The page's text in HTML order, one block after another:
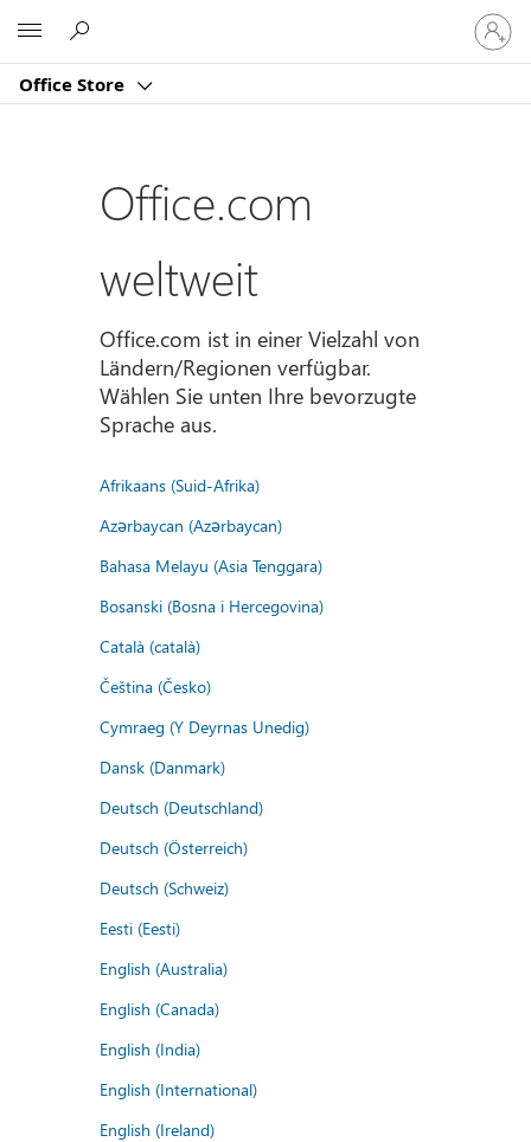
Office Store
Bei
Ihrem
Konto
Office.com
weltweit
Office.com ist in einer Vielzahl von
Ländern/Regionen verfügbar.
Wählen Sie unten Ihre bevorzugte
Sprache aus.
Afrikaans (Suid-Afrika)
Azərbaycan (Azərbaycan)
Bahasa Melayu (Asia Tenggara)
Bosanski (Bosna i Hercegovina)
Català (català)
Čeština (Česko)
Cymraeg (Y Deyrnas Unedig)
Dansk (Danmark)
Deutsch (Deutschland)
Deutsch (Österreich)
Deutsch (Schweiz)
Eesti (Eesti)
English (Australia)
English (Canada)
English (India)
English (International)
English (Ireland)